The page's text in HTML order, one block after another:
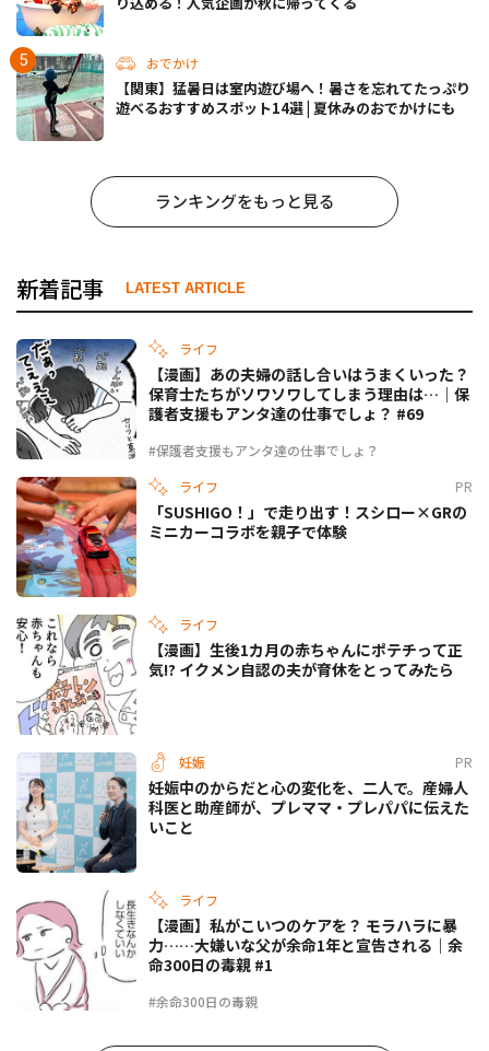
おでかけ
【関東】猛暑日は室内遊び場へ！暑さを忘れてたっぷり
遊べるおすすめスポット14選 | 夏休みのおでかけにも
ランキングをもっと見る
新着記事 LATEST ARTICLE
ライフ
#保護者支援もアンタ達の仕事でしょ？
【漫画】あの夫婦の話し合いはうまくいった？
保育士たちがソワソワしてしまう理由は…｜保
護者支援もアンタ達の仕事でしょ？ #69
ライフ PR
「SUSHIGO！」で走り出す！スシロー×GRの
ミニカーコラボを親子で体験
ライフ
【漫画】生後1カ月の赤ちゃんにポテチって正
気!? イクメン自認の夫が育休をとってみたら
妊娠 PR
妊娠中のからだと心の変化を、二人で。産婦人
科医と助産師が、プレママ・プレパパに伝えた
いこと
ライフ
#余命300日の毒親
【漫画】私がこいつのケアを？ モラハラに暴
力……大嫌いな父が余命1年と宣告される｜余
命300日の毒親 #1